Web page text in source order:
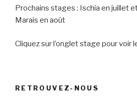
Prochains stages : Ischia en juillet
Marais en août
Cliquez sur l’onglet stage pour voir
RETROUVEZ-NOUS